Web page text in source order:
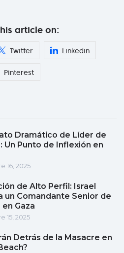
article on:
Twitter Linkedin
Pinterest
Dramático de Líder de
Un Punto de Inflexión en
16, 2025
de Alto Perfil: Israel
un Comandante Senior de
en Gaza
15, 2025
Detrás de la Masacre en